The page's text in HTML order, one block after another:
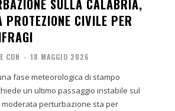
SULLA CALABRIA,
PROTEZIONE CIVILE PER
CDN - 18 MAGGIO 2026
fase meteorologica di stampo
un ultimo passaggio instabile sul
perturbazione sta per